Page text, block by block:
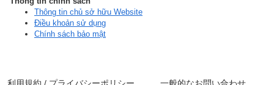
Thông tin chủ sở hữu Website
Điều khoản sử dụng
Chính sách bảo mật